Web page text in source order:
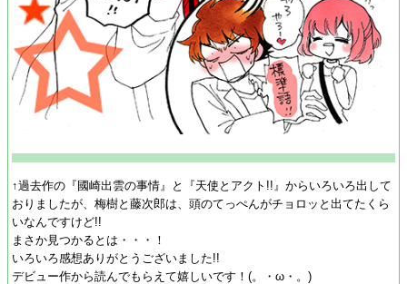
↑過去作の『國崎出雲の事情』と『天使とアクト!!』からいろいろ出して
おりましたが、梅樹と藤次郎は、頭のてっぺんがチョロッと出てたくら
いなんですけど!!
まさか見つかるとは・・・！
いろいろ感想ありがとうございました!!
デビュー作から読んでもらえて嬉しいです！(。・ω・。)